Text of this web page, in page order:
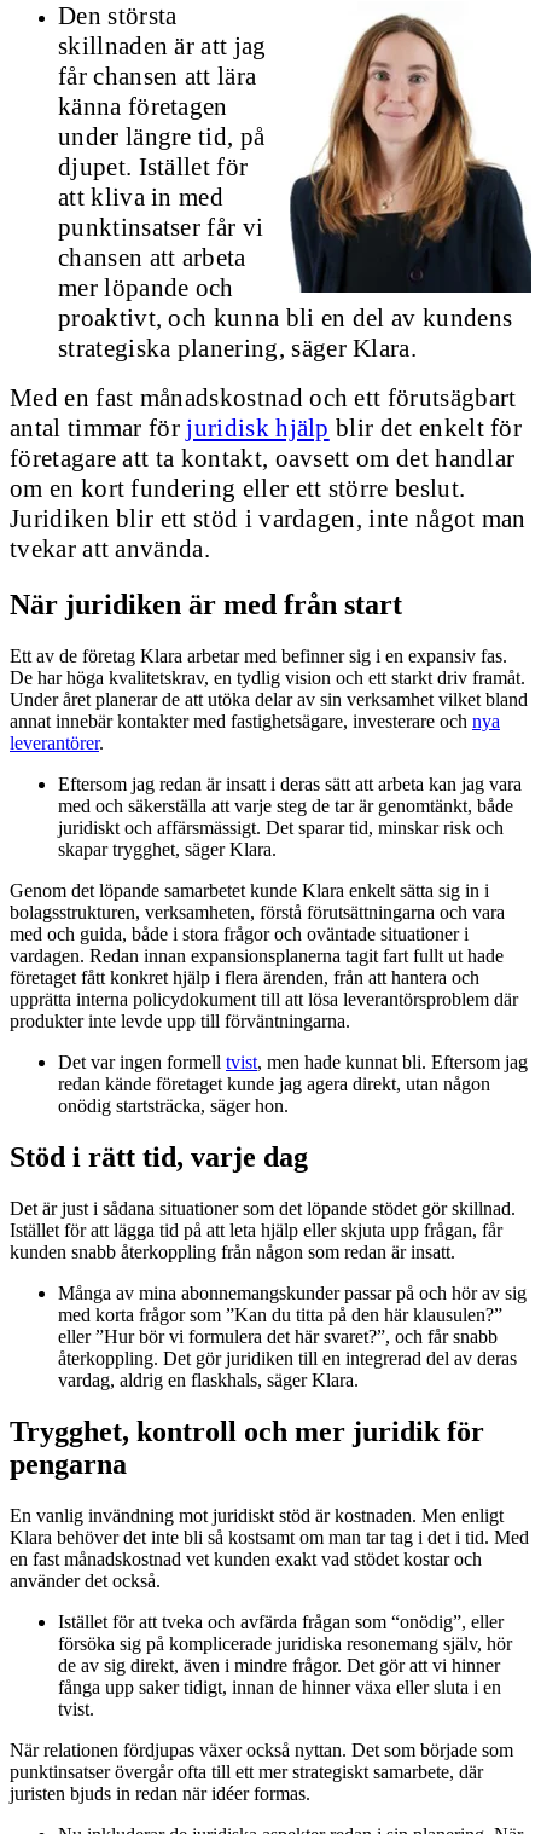
Den största
skillnaden är att jag
får chansen att lära
känna företagen
under längre tid, på
djupet. Istället för
att kliva in med
punktinsatser får vi
chansen att arbeta
mer löpande och
proaktivt, och kunna bli en del av kundens
strategiska planering, säger Klara.
Med en fast månadskostnad och ett förutsägbart
antal timmar förjuridisk hjälp blir det enkelt för
företagare att ta kontakt, oavsett om det handlar
om en kort fundering eller ett större beslut.
Juridiken blir ett stöd i vardagen, inte något man
tvekar att använda.
När juridiken är med från start
Ett av de företag Klara arbetar med befinner sig i en expansiv fas.
De har höga kvalitetskrav, en tydlig vision och ett starkt driv framåt.
Under året planerar de att utöka delar av sin verksamhet vilket bland
annat innebär kontakter med fastighetsägare, investerare och nya
leverantörer.
Eftersom jag redan är insatt i deras sätt att arbeta kan jag vara
med och säkerställa att varje steg de tar är genomtänkt, både
juridiskt och affärsmässigt. Det sparar tid, minskar risk och
skapar trygghet, säger Klara.
Genom det löpande samarbetet kunde Klara enkelt sätta sig in i
bolagsstrukturen, verksamheten, förstå förutsättningarna och vara
med och guida, både i stora frågor och oväntade situationer i
vardagen. Redan innan expansionsplanerna tagit fart fullt ut hade
företaget fått konkret hjälp i flera ärenden, från att hantera och
upprätta interna policydokument till att lösa leverantörsproblem där
produkter inte levde upp till förväntningarna.
Det var ingen formell tvist, men hade kunnat bli. Eftersom jag
redan kände företaget kunde jag agera direkt, utan någon
onödig startsträcka, säger hon.
Stöd i rätt tid, varje dag
Det är just i sådana situationer som det löpande stödet gör skillnad.
Istället för att lägga tid på att leta hjälp eller skjuta upp frågan, får
kunden snabb återkoppling från någon som redan är insatt.
Många av mina abonnemangskunder passar på och hör av sig
med korta frågor som ”Kan du titta på den här klausulen?”
eller ”Hur bör vi formulera det här svaret?”, och får snabb
återkoppling. Det gör juridiken till en integrerad del av deras
vardag, aldrig en flaskhals, säger Klara.
Trygghet, kontroll och mer juridik för
pengarna
En vanlig invändning mot juridiskt stöd är kostnaden. Men enligt
Klara behöver det inte bli så kostsamt om man tar tag i det i tid. Med
en fast månadskostnad vet kunden exakt vad stödet kostar och
använder det också.
Istället för att tveka och avfärda frågan som “onödig”, eller
försöka sig på komplicerade juridiska resonemang själv, hör
de av sig direkt, även i mindre frågor. Det gör att vi hinner
fånga upp saker tidigt, innan de hinner växa eller sluta i en
tvist.
När relationen fördjupas växer också nyttan. Det som började som
punktinsatser övergår ofta till ett mer strategiskt samarbete, där
juristen bjuds in redan när idéer formas.